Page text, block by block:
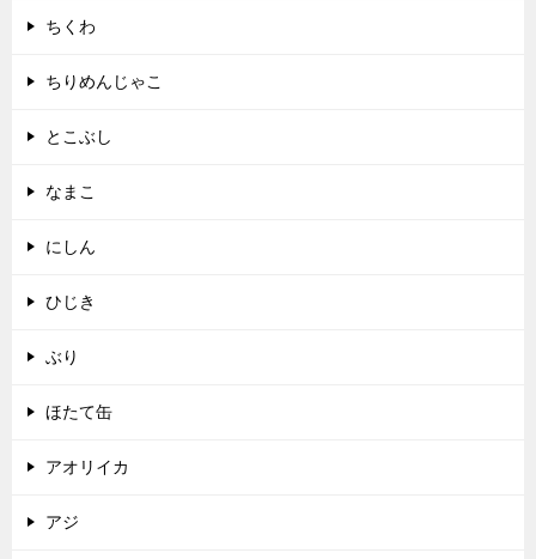
ちくわ
ちりめんじゃこ
とこぶし
なまこ
にしん
ひじき
ぶり
ほたて缶
アオリイカ
アジ